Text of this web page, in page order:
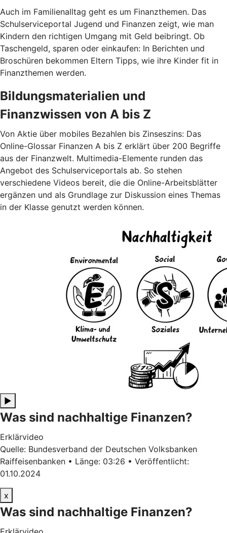
Auch im Familienalltag geht es um Finanzthemen. Das
Schulserviceportal Jugend und Finanzen zeigt, wie man
Kindern den richtigen Umgang mit Geld beibringt. Ob
Taschengeld, sparen oder einkaufen: In Berichten und
Broschüren bekommen Eltern Tipps, wie ihre Kinder fit in
Finanzthemen werden.
Bildungsmaterialien und
Finanzwissen von A bis Z
Von Aktie über mobiles Bezahlen bis Zinseszins: Das
Online-Glossar Finanzen A bis Z erklärt über 200 Begriffe
aus der Finanzwelt. Multimedia-Elemente runden das
Angebot des Schulserviceportals ab. So stehen
verschiedene Videos bereit, die die Online-Arbeitsblätter
ergänzen und als Grundlage zur Diskussion eines Themas
in der Klasse genutzt werden können.
▶
Was sind nachhaltige Finanzen?
Erklärvideo
Quelle: Bundesverband der Deutschen Volksbanken
Raiffeisenbanken • Länge: 03:26 • Veröffentlicht:
01.10.2024
x
Was sind nachhaltige Finanzen?